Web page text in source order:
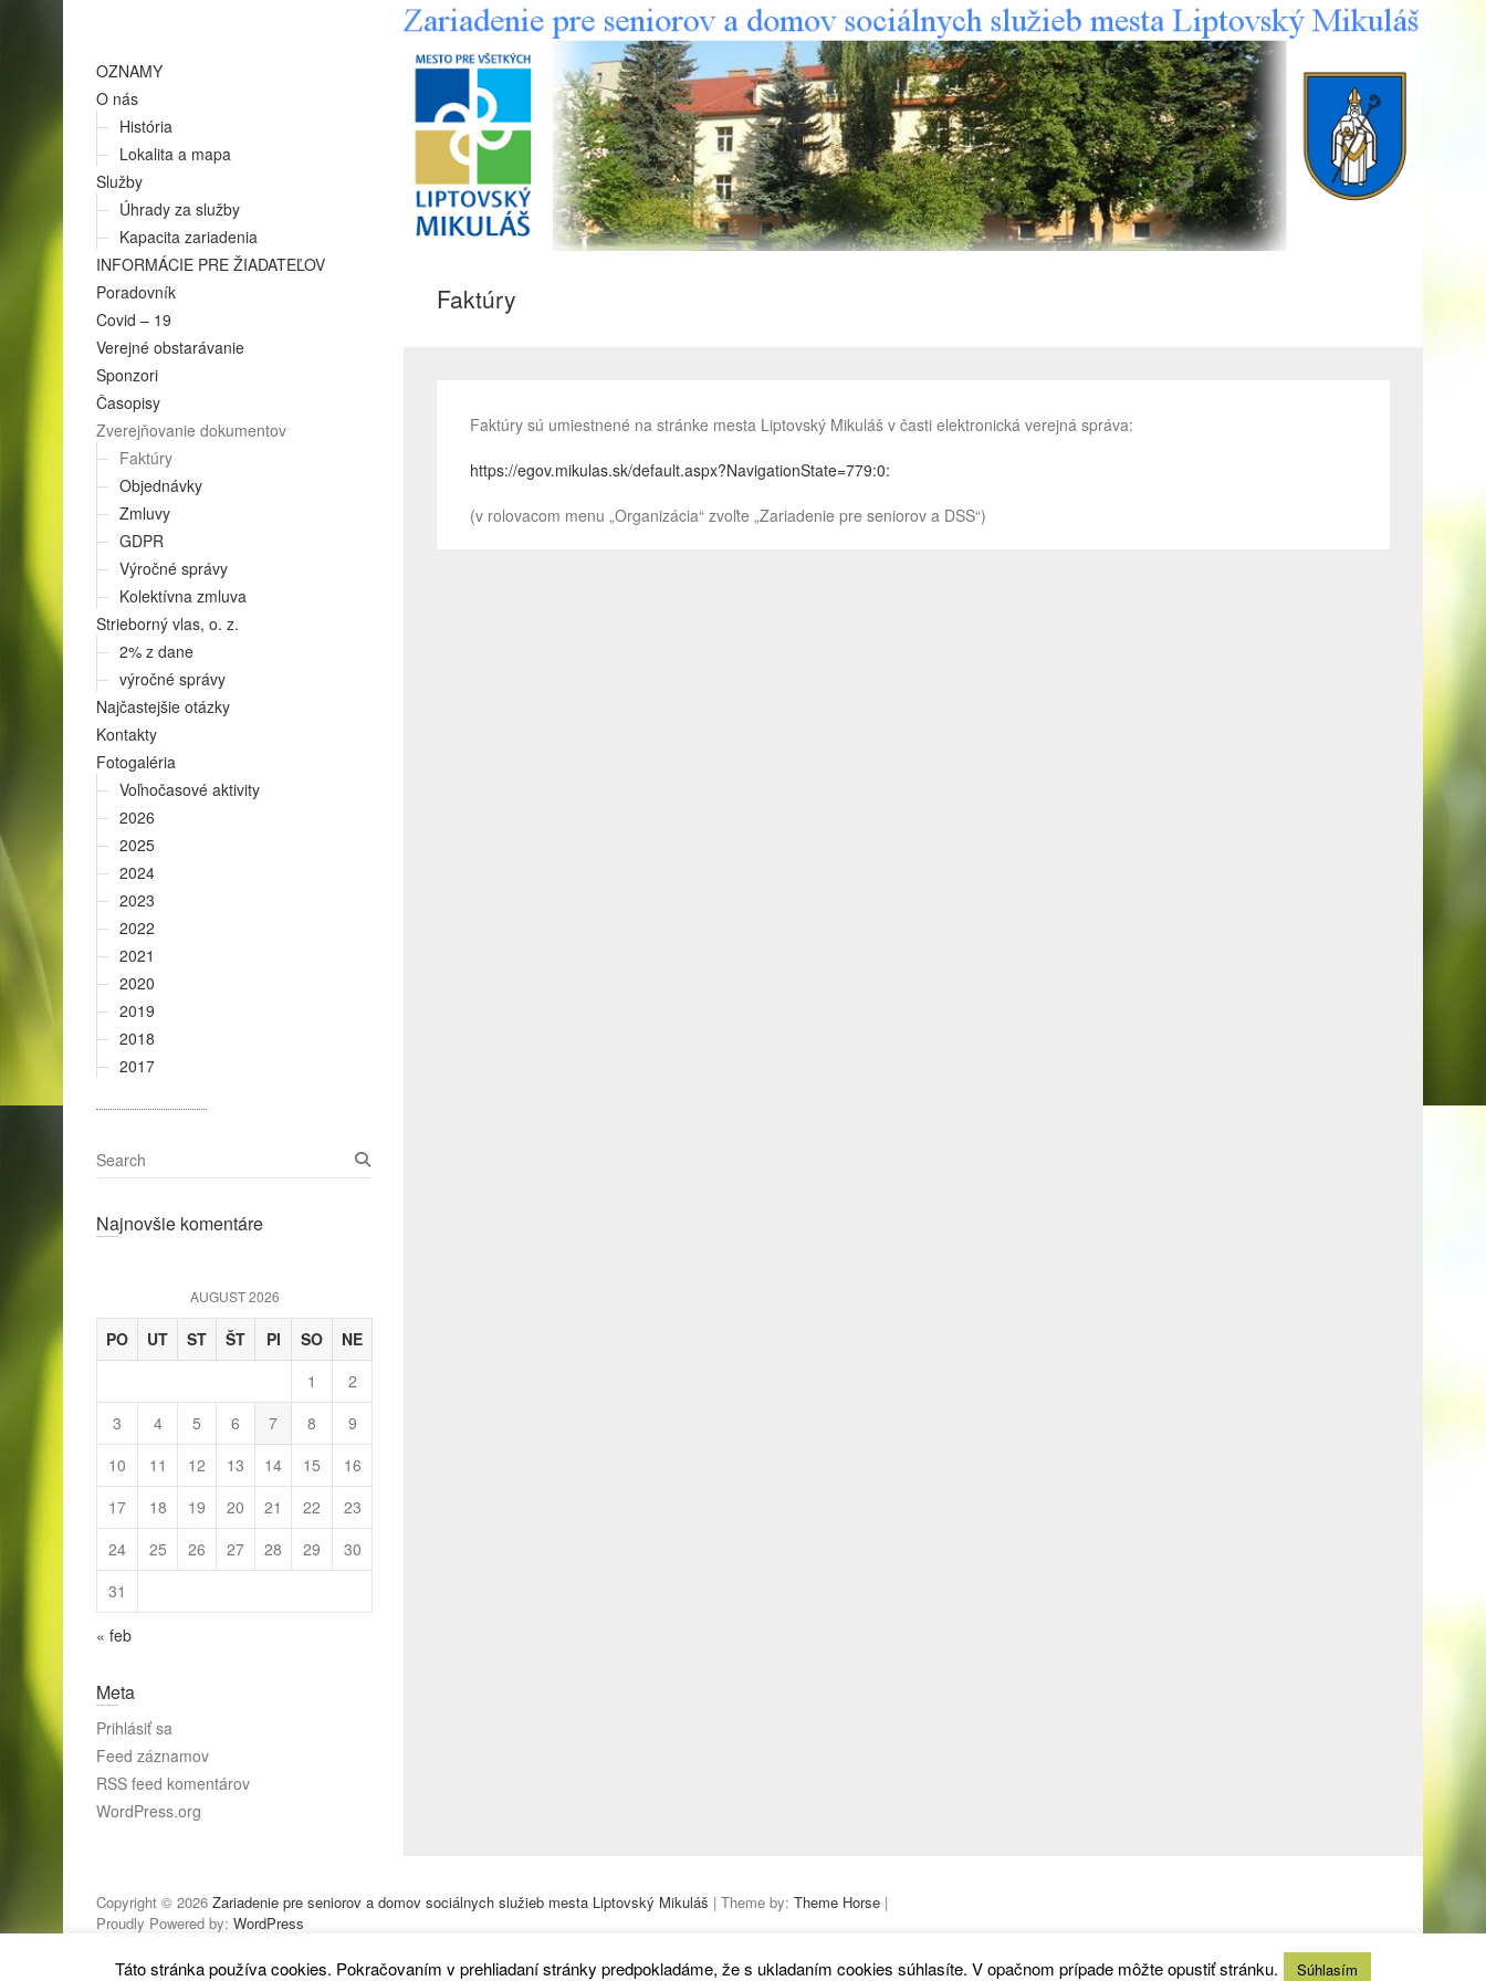
OZNAMY
O nás
História
Lokalita a mapa
Služby
Úhrady za služby
Kapacita zariadenia
INFORMÁCIE PRE ŽIADATEĽOV
Poradovník
Covid – 19
Verejné obstarávanie
Sponzori
Časopisy
Zverejňovanie dokumentov
Faktúry
Objednávky
Zmluvy
GDPR
Výročné správy
Kolektívna zmluva
Strieborný vlas, o. z.
2% z dane
výročné správy
Najčastejšie otázky
Kontakty
Fotogaléria
Voľnočasové aktivity
2026
2025
2024
2023
2022
2021
2020
2019
2018
2017
Faktúry
Faktúry sú umiestnené na stránke mesta Liptovský Mikuláš v časti elektronická verejná správa:
https://egov.mikulas.sk/default.aspx?NavigationState=779:0:
(v rolovacom menu „Organizácia“ zvoľte „Zariadenie pre seniorov a DSS“)
S
e
rNajnovšie komentáre
AUGUST 2026
PO UT ST ŠT PI SO
NE
1
2
3
4 5 6 7 8
9
10
11 12 13 14 15
16
17
18 19 20 21 22
23
24
25 26 27 28 29
30
31
« feb
Meta
Prihlásiť sa
Feed záznamov
RSS feed komentárov
WordPress.org
Copyright © 2026 Zariadenie pre seniorov a domov sociálnych služieb mesta Liptovský Mikuláš | Theme by: Theme Horse |
Proudly Powered by: WordPress
Táto stránka používa cookies. Pokračovaním v prehliadaní stránky predpokladáme, že s ukladaním cookies súhlasíte. V opačnom prípade môžte opustiť stránku. Súhlasím